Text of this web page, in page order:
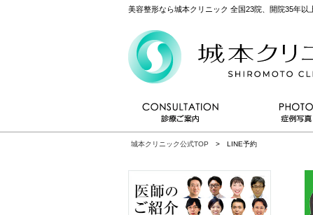
美容整形なら城本クリニック 全国23院、開院35年以
城本クリニック公式TOP > LINE予約